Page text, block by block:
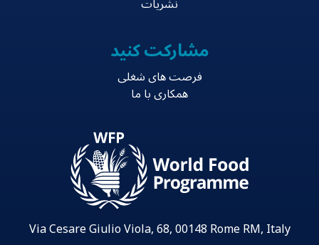
مشارکت کنید
فرصت های شغلی
همکاری با ما
Via Cesare Giulio Viola, 68, 00148 Rome RM, Italy